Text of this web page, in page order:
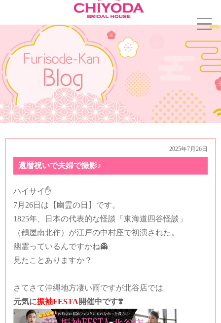
2025年7月26日
還暦祝いで夫婦で撮影♪
ハイサイ✋
7月26日は【幽霊の日】です。
1825年、日本の代表的な怪談「東海道四谷怪談」
（鶴屋南北作）が江戸の中村座で初演された。
幽霊っているんですかね👻
見たことありますか？
さてさて沖縄地方凄い雨ですが北谷店では
元気に振袖FESTA開催中です❣️